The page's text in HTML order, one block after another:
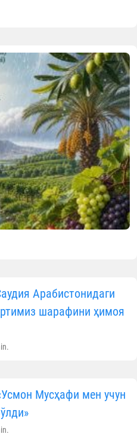
Арабистонидаги
шарафини ҳимоя
Мусҳафи мен учун